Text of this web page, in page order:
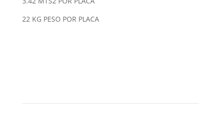
22 KG PESO POR PLACA